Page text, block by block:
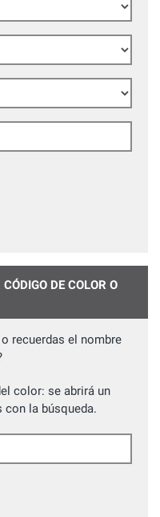
DE COLOR O
recuerdas el nombre
color: se abrirá un
la búsqueda.